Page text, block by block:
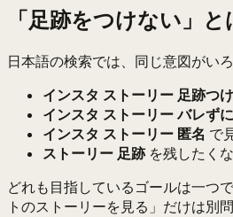
「足跡をつけない」
日本語の検索では、同じ意図がい
インスタ ストーリー 足跡つ
インスタ ストーリー バレず
インスタ ストーリー 匿名 で
ストーリー 足跡を残したく
どれも目指しているゴールは一つで
トのストーリーを見る」だけは別